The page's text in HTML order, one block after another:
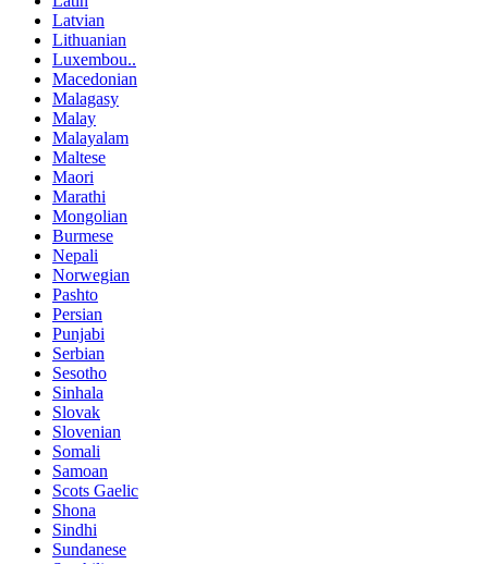
Latvian
Lithuanian
Luxembou..
Macedonian
Malagasy
Malay
Malayalam
Maltese
Maori
Marathi
Mongolian
Burmese
Nepali
Norwegian
Pashto
Persian
Punjabi
Serbian
Sesotho
Sinhala
Slovak
Slovenian
Somali
Samoan
Scots Gaelic
Shona
Sindhi
Sundanese